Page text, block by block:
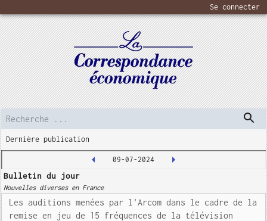
Se connecter
Dernière publication
09-07-2024
Bulletin du jour
Nouvelles diverses en France
Les auditions menées par l'Arcom dans le cadre de la
remise en jeu de 15 fréquences de la télévision